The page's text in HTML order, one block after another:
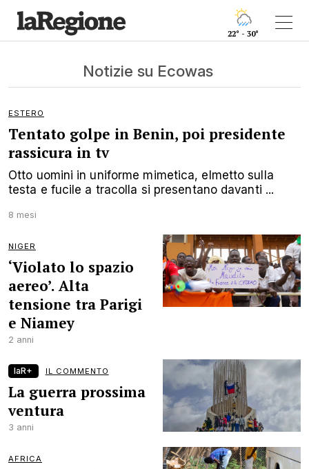
22° - 30°
Notizie su Ecowas
ESTERO
Tentato golpe in Benin, poi presidente
rassicura in tv
Otto uomini in uniforme mimetica, elmetto sulla
testa e fucile a tracolla si presentano davanti ...
8 mesi
NIGER
‘Violato lo spazio
aereo’. Alta
tensione tra Parigi
e Niamey
2 anni
laR+ IL COMMENTO
La guerra prossima
ventura
3 anni
AFRICA